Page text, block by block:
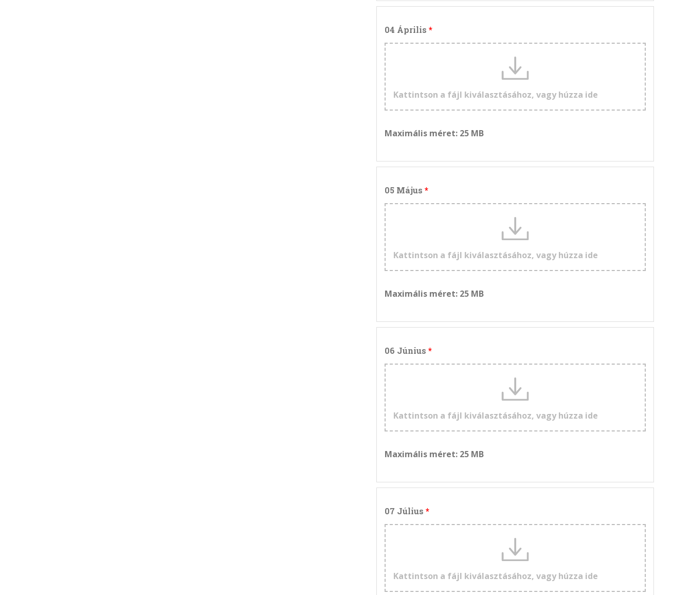
04 Április
Kattintson a fájl kiválasztásához, vagy húzza ide
Maximális méret: 25 MB
05 Május
Kattintson a fájl kiválasztásához, vagy húzza ide
Maximális méret: 25 MB
06 Június
Kattintson a fájl kiválasztásához, vagy húzza ide
Maximális méret: 25 MB
07 Július
Kattintson a fájl kiválasztásához, vagy húzza ide